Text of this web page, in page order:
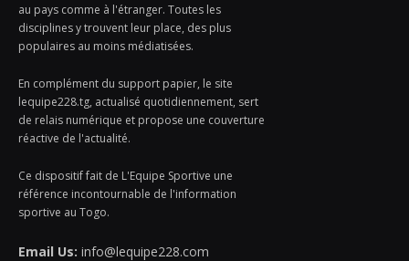
au pays comme à l'étranger. Toutes les
disciplines y trouvent leur place, des plus
populaires au moins médiatisées.
En complément du support papier, le site
lequipe228.tg, actualisé quotidiennement, sert
de relais numérique et propose une couverture
réactive de l'actualité.
Ce dispositif fait de L'Equipe Sportive une
référence incontournable de l'information
sportive au Togo.
Email Us: info@lequipe228.com